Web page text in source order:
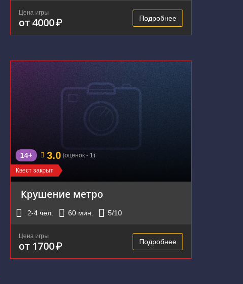
Цена игры
от 4000₽ Подробнее
Квест закрыт
14+ 3.0 (оценок - 1)
Крушение метро
2-4 чел. 60 мин. 5/10
Цена игры
от 1700₽ Подробнее